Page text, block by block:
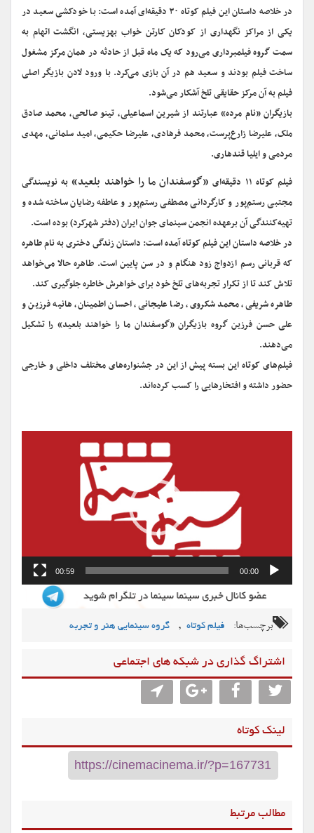
در خلاصه داستان این فیلم کوتاه ۳۰ دقیقه‌ای آمده است: با خودکشی سعید در
یکی از مراکز نگهداری از کودکان کارتن خواب بهزیستی،‌ انگشت اتهام به
سمت گروه فیلمبرداری می‌رود که یک ماه قبل از حادثه در همان مرکز مشغول
ساخت فیلم بودند و سعید هم در آن بازی می‌کرد. با ورود لادن بازیگر اصلی
فیلم به آن مرکز حقایقی تلخ آشکار می‌شود.
بازیگران «نام مرده» عبارتند از شیرین اسماعیلی، تینو صالحی، محمد صادق
ملک، علیرضا زارع‌پرست، محمد فرهادی، علیرضا حکیمی، امید سلمانی، مهدی
مردمی و ایلیا قندهاری.
فیلم کوتاه ۱۱ دقیقه‌ای
«گوسفندان ما را خواهند بلعید»به نویسندگی
مجتبی رستم‌پور و کارگردانی مصطفی رستم‌پور و عاطفه رضایان ساخته شده و
تهیه‌کنندگی آن برعهده انجمن سینمای جوان ایران (دفتر شهرکرد) بوده است.
در خلاصه داستان این فیلم کوتاه آمده است: داستان زندگى دخترى به نام طاهره
که قربانى رسم ازدواج زود هنگام و در سن پایین است. طاهره حالا مى‌خواهد
تلاش کند تا از تکرار تجربه‌هاى تلخ خود براى خواهرش خاطره جلوگیرى کند.
طاهره شریفی، محمد شکروی، رضا علیجانی، احسان اطمینان، هانیه فرزین و
علی حسن فرزین گروه بازیگران «گوسفندان ما را خواهند بلعید» را تشکیل
می‌دهند.
فیلم‌های کوتاه این بسته پیش از این در جشنواره‌های مختلف داخلی و خارجی
حضور داشته و افتخارهایی را کسب کرده‌اند.
00:00
00:59
برچسب‌ها: فیلم کوتاه , گروه سینمایی هنر و تجربه
اشتراگ گذاری در شبکه های اجتماعی
لینک کوتاه
مطالب مرتبط